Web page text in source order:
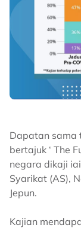
Dapatan sama
bertajuk ‘ The
negara dikaji
Syarikat (AS),
Jepun.
Kajian